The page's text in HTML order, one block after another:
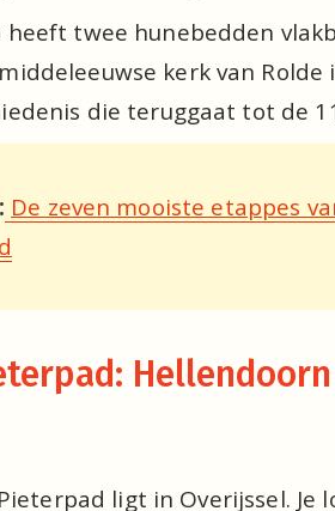
heeft twee hunebedden
kerk van
die teruggaat tot de
De zeven mooiste etappes
ligt in Overijssel.